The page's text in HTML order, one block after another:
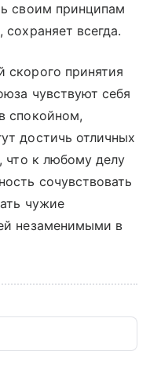
своим принципам
всегда.
принятия
чувствуют себя
спокойном,
достичь отличных
что к любому делу
сочувствовать
чужие
незаменимыми в